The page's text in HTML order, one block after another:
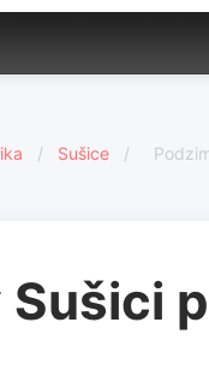
/ Sušice /
Sušici